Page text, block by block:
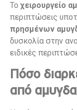
Τοχειρουργείο
περιπτώσεις
πρησμένων
δυσκολία στην
ειδικές
Πόσο
από